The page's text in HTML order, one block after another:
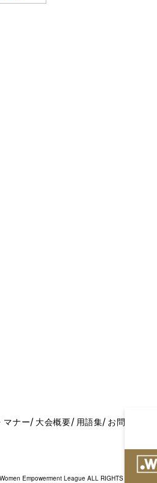
マナー 大会概要 用語集 お問い合わせ
Empowerment League ALL RIGHTS RESERVED.